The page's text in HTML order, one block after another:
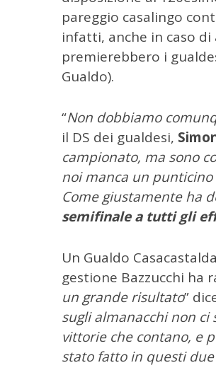
pareggio casalingo
infatti, anche in caso
premierebbero i
Gualdo).
“Non dobbiamo
il DS dei gualdesi,
campionato, ma sono
noi manca un
Come giustamente ha
semifinale a tutti gli
Un Gualdo
gestione Bazzucchi ha
un grande risultato”
sugli almanacchi non ci
vittorie che contano, e
stato fatto in questi
C
e
a
p
r
: